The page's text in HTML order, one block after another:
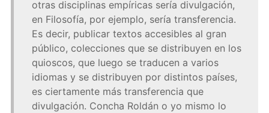
otras disciplinas empíricas sería divulgación,
en Filosofía, por ejemplo, sería transferencia.
Es decir, publicar textos accesibles al gran
público, colecciones que se distribuyen en los
quioscos, que luego se traducen a varios
idiomas y se distribuyen por distintos países,
es ciertamente más transferencia que
divulgación. Concha Roldán o yo mismo lo